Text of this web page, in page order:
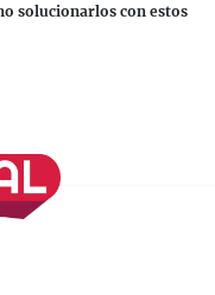
solucionarlos con estos